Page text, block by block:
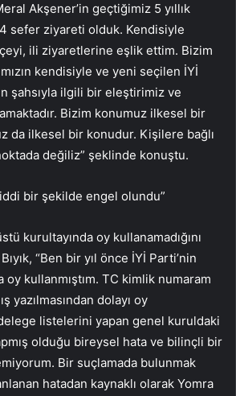
Akşener’in geçtiğimiz 5 yıllık
sefer ziyareti olduk. Kendisiyle
ili ziyaretlerine eşlik ettim. Bizim
kendisiyle ve yeni seçilen İYİ
şahsıyla ilgili bir eleştirimiz ve
Bizim konumuz ilkesel bir
da ilkesel bir konudur. Kişilere bağlı
değiliz” şeklinde konuştu.
bir şekilde engel olundu”
kurultayında oy kullanamadığını
“Ben bir yıl önce İYİ Parti’nin
kullanmıştım. TC kimlik numaram
yazılmasından dolayı oy
delege listelerini yapan genel kuruldaki
olduğu bireysel hata ve bilinçli bir
Bir suçlamada bulunmak
hatadan kaynaklı olarak Yomra